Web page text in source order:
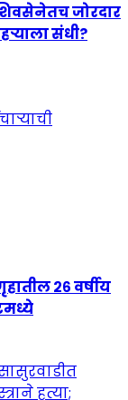
जोरदार
संधी?
२६ वर्षीय